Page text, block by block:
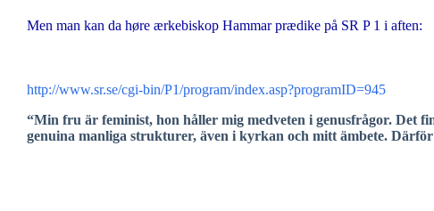
Men man kan da høre ærkebiskop Hammar prædike på SR P 1 i aften:
http://www.sr.se/cgi-bin/P1/program/index.asp?programID=945
“Min fru är feminist, hon håller mig medveten i genusfrågor. Det
genuina manliga strukturer, även i kyrkan och mitt ämbete.